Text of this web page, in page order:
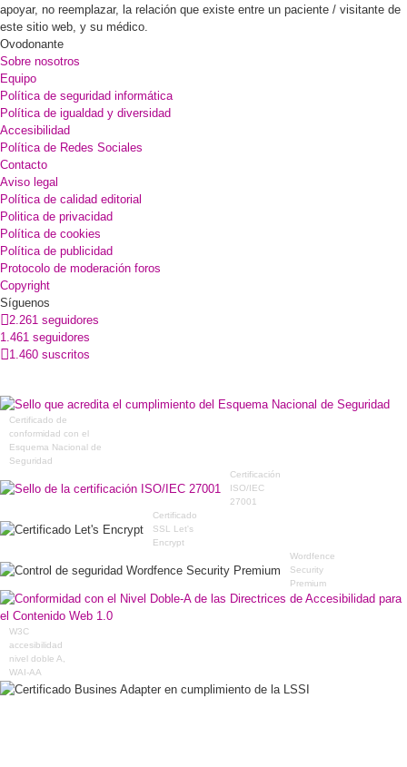
apoyar, no reemplazar, la relación que existe entre un paciente / visitante de
este sitio web, y su médico.
Ovodonante
Sobre nosotros
Equipo
Política de seguridad informática
Política de igualdad y diversidad
Accesibilidad
Política de Redes Sociales
Contacto
Aviso legal
Política de calidad editorial
Politica de privacidad
Política de cookies
Política de publicidad
Protocolo de moderación foros
Copyright
Síguenos
2.261 seguidores
1.461 seguidores
1.460 suscritos
Certificado de
conformidad con el
Esquema Nacional de
Seguridad
Certificación
ISO/IEC
27001
Certificado
SSL Let's
Encrypt
Wordfence
Security
Premium
W3C
accesibilidad
nivel doble A,
WAI-AA